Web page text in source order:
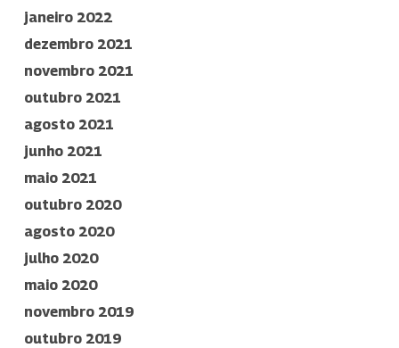
janeiro 2022
dezembro 2021
novembro 2021
outubro 2021
agosto 2021
junho 2021
maio 2021
outubro 2020
agosto 2020
julho 2020
maio 2020
novembro 2019
outubro 2019